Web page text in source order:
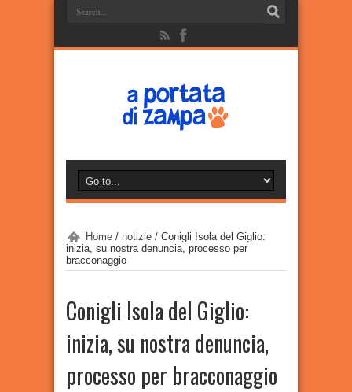
Home / notizie / Conigli Isola del Giglio:
inizia, su nostra denuncia, processo per
bracconaggio
Conigli Isola del Giglio:
inizia, su nostra denuncia,
processo per bracconaggio